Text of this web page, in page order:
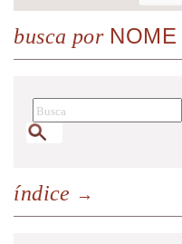
busca porNOME
índice